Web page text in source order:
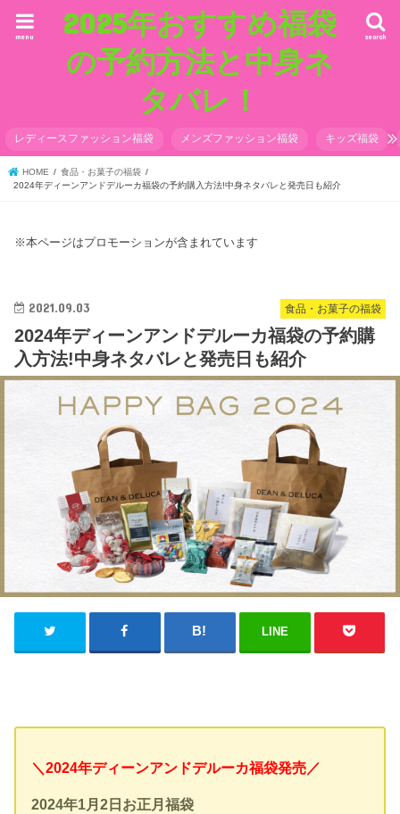
2025年おすすめ福袋
の予約方法と中身ネ
タバレ！
search
menu
レディースファッション福袋 メンズファッション福袋 キッズ福袋
HOME
食品・お菓子の福袋
2024年ディーンアンドデルーカ福袋の予約購入方法!中身ネタバレと発売日も紹介
※本ページはプロモーションが含まれています
食品・お菓子の福袋
2021.09.03
2024年ディーンアンドデルーカ福袋の予約購
入方法!中身ネタバレと発売日も紹介
LINE
＼2024年ディーンアンドデルーカ福袋発売／
2024年1月2日お正月福袋